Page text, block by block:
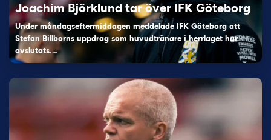
Joachim Björklund tar över IFK Göteborg
Under måndagseftermiddagen meddelade IFK Göteborg att
Stefan Billborns uppdrag som huvudtränare i herrlaget har
avslutats.…